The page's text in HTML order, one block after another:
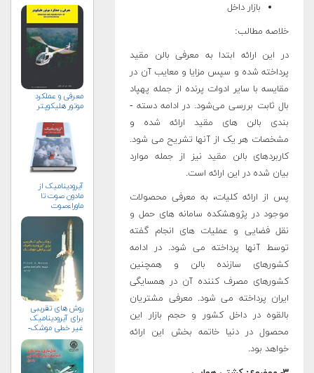
بازار داخل
خلاصه مطالب:
در این ارائه ابتدا به معرفی بالن مقید
پرداخته شده و سپس مزایا و معایب آن در
مقایسه با سایر ادوات پرنده از جمله پهپاد
بال ثابت بررسی می‌شود. در ادامه دسته ­
بندی بالن­ های مقید ارائه شده و
مشخصات هر یک از آنها تشریح می­ شود.
کاربردهای بالن مقید نیز از جمله موارد
بیان شده در این ارائه است.
پس از ارائه کلیات، به معرفی محصولات
موجود در پژوهشکده سامانه­ های حمل و
نقل فضایی و عملیات­ های انجام گفته
توسط آنها پرداخته می ­شود. در ادامه
کشورهای سازنده بالن و همچنین
کشورهای مصرف­ کننده آن در همسایگی
ایران پرداخته می­ شود. معرفی مشتریان
بالقوه در داخل کشور و حجم بازار این
محصول در دنیا خاتمه ­بخش این ارائه
خواهد بود.
معرفی و عملكرد
موتور هلیكوپتر
آیرودینامیک از
مادون صوت تا
ماوراءصوت
روش های تقریبی
برای آیرودینامیک
غیر خطی موشک-
جلد دوم